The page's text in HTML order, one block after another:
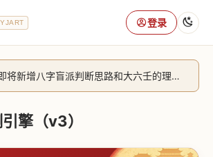
YJART 登录
即将新增八字盲派判断思路和大六壬的理气+取像判断思路。[内侧中，捐赠会员可用]2026/6/30
网站升级完成，升级全模块的算法，限时开放用户注册。2026/6/27
擎（v3）